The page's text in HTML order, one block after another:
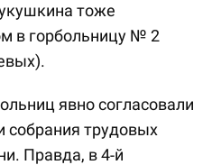
тоже
в горбольницу № 2
явно согласовали
собрания трудовых
Правда, в 4-й